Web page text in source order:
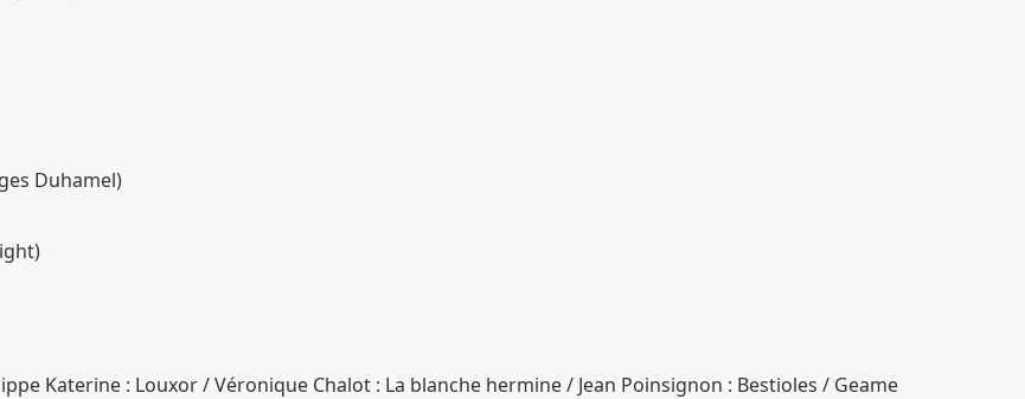
Duhamel)
Katerine : Louxor / Véronique Chalot : La blanche hermine / Jean Poinsignon : Bestioles / Geame